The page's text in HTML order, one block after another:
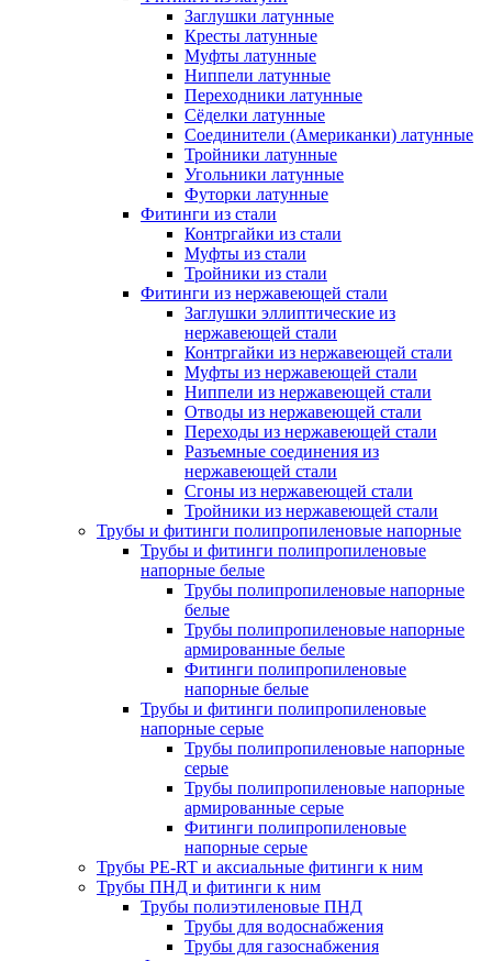
Заглушки латунные
Кресты латунные
Муфты латунные
Ниппели латунные
Переходники латунные
Сёделки латунные
Соединители (Американки) латунные
Тройники латунные
Угольники латунные
Футорки латунные
Фитинги из стали
Контргайки из стали
Муфты из стали
Тройники из стали
Фитинги из нержавеющей стали
Заглушки эллиптические из
нержавеющей стали
Контргайки из нержавеющей стали
Муфты из нержавеющей стали
Ниппели из нержавеющей стали
Отводы из нержавеющей стали
Переходы из нержавеющей стали
Разъемные соединения из
нержавеющей стали
Сгоны из нержавеющей стали
Тройники из нержавеющей стали
Трубы и фитинги полипропиленовые напорные
Трубы и фитинги полипропиленовые
напорные белые
Трубы полипропиленовые напорные
белые
Трубы полипропиленовые напорные
армированные белые
Фитинги полипропиленовые
напорные белые
Трубы и фитинги полипропиленовые
напорные серые
Трубы полипропиленовые напорные
серые
Трубы полипропиленовые напорные
армированные серые
Фитинги полипропиленовые
напорные серые
Трубы PE-RT и аксиальные фитинги к ним
Трубы ПНД и фитинги к ним
Трубы полиэтиленовые ПНД
Трубы для водоснабжения
Трубы для газоснабжения